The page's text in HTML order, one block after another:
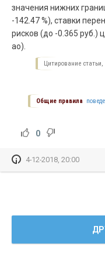
значения нижних
-142.47 %), ставки
рисков (до -0.365 руб.)
ао).
Цитирование
Общие правила
0
4-12-2018, 20:00